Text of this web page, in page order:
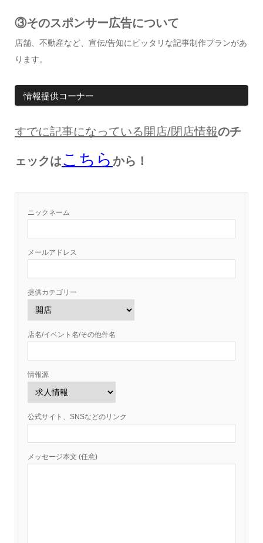
③そのスポンサー広告について
店舗、不動産など、宣伝/告知にピッタリな記事制作プランがあ
ります。
情報提供コーナー
すでに記事になっている開店/閉店情報のチ
ェックはこちら から！
ニックネーム
メールアドレス
提供カテゴリー
店名/イベント名/その他件名
情報源
公式サイト、SNSなどのリンク
メッセージ本文 (任意)